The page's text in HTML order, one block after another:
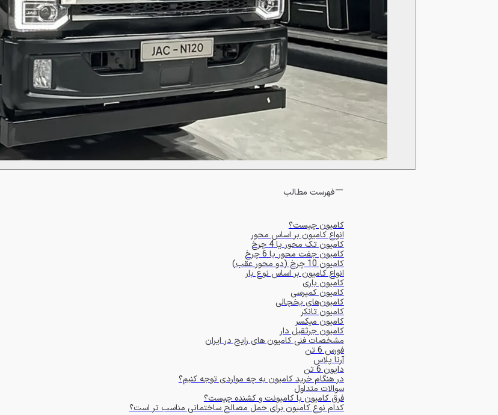
فهرست مطالب
کامیون چیست؟
انواع کامیون بر اساس محور
کامیون تک محور یا 4 چرخ
کامیون جفت محور یا 6 چرخ
کامیون 10 چرخ (دو محور عقب)
انواع کامیون بر اساس نوع بار
کامیون باری
کامیون کمپرسی
کامیون‌های یخچالی
کامیون تانکر
کامیون میکسر
کامیون جرثقیل دار
مشخصات فنی کامیون های رایج در ایران
فورس 6 تن
آرنا پلاس
دایون 6 تن
در هنگام خرید کامیون به چه مواردی توجه کنیم؟
سوالات متداول
فرق کامیون با کامیونت و کشنده چیست؟
کدام نوع کامیون برای حمل مصالح ساختمانی مناسب تر است؟